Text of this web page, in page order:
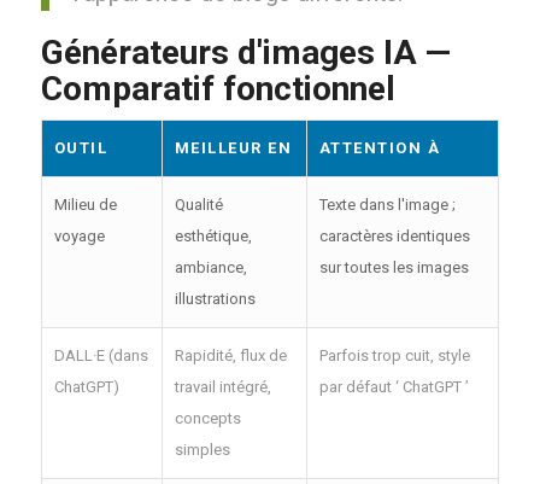
Générateurs d'images IA —
Comparatif fonctionnel
OUTIL MEILLEUR EN ATTENTION À
Milieu de
voyage
Qualité
esthétique,
ambiance,
illustrations
Texte dans l'image ;
caractères identiques
sur toutes les images
DALL·E (dans
ChatGPT)
Rapidité, flux de
travail intégré,
concepts
simples
Parfois trop cuit, style
par défaut ‘ ChatGPT ’